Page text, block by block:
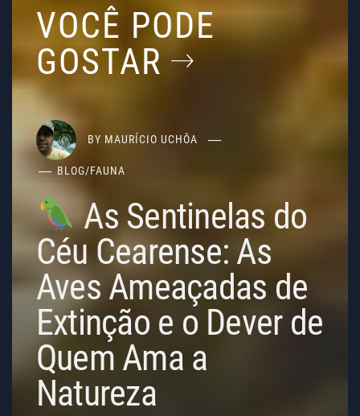
VOCÊ PODE
GOSTAR
BY MAURÍCIO UCHÔA
BLOG/FAUNA
As Sentinelas do
Céu Cearense: As
Aves Ameaçadas de
Extinção e o Dever de
Quem Ama a
Natureza